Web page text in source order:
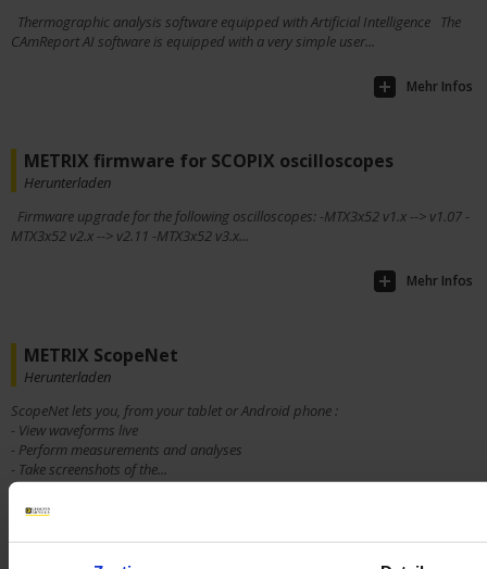
Thermographic analysis software equipped with Artificial Intelligence The
CAmReport AI software is equipped with a very simple user...
Mehr Infos
METRIX firmware for SCOPIX oscilloscopes
Herunterladen
Firmware upgrade for the following oscilloscopes: -MTX3x52 v1.x --> v1.07 -
MTX3x52 v2.x --> v2.11 -MTX3x52 v3.x...
Mehr Infos
METRIX ScopeNet
Herunterladen
ScopeNet lets you, from your tablet or Android phone :
- View waveforms live
- Perform measurements and analyses
- Take screenshots of the...